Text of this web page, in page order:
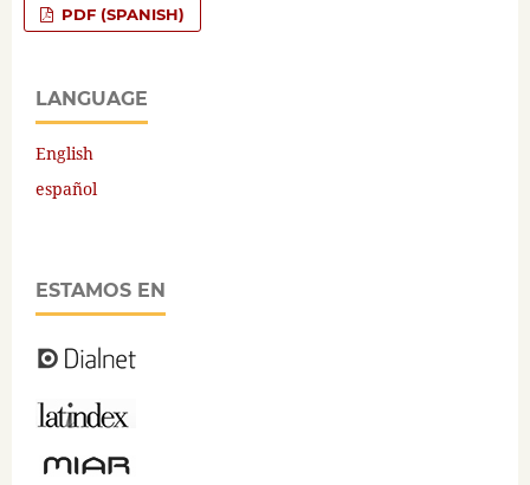
PDF (SPANISH)
LANGUAGE
English
español
ESTAMOS EN